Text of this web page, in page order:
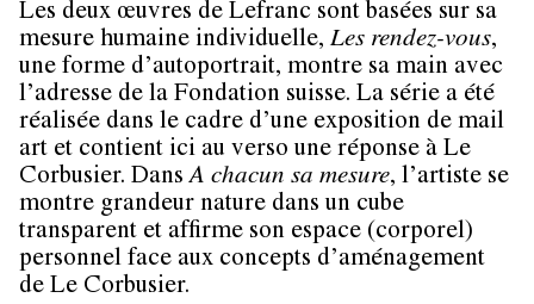
Les deux œuvres de Lefranc sont basées sur sa
mesure humaine individuelle, Les rendez-vous,
une forme d’autoportrait, montre sa main avec
l’adresse de la Fondation suisse. La série a été
réalisée dans le cadre d’une exposition de mail
art et contient ici au verso une réponse à Le
Corbusier. DansA chacun sa mesure, l’artiste se
montre grandeur nature dans un cube
transparent et affirme son espace (corporel)
personnel face aux concepts d’aménagement
de Le Corbusier.